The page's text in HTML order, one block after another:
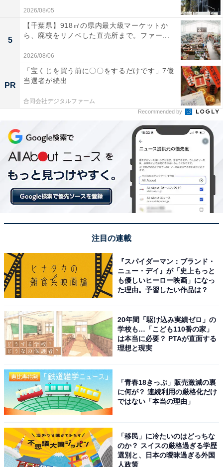
2026/08/05
5
【千葉県】918㎡の県内最大級マーケットか
ら、廃校をリノベした直売所まで。ファー...
2026/08/06
PR
「宝くじを買う前に〇〇をするだけです」7億
当選者が続出
合同会社デジタルファーム
Recommended by
注目の連載
『スパイダーマン：ブランド・
ニュー・デイ』が「史上もっと
も優しいヒーロー映画」になっ
た理由。予習したい作品は？
20年間「駆け込み実績ゼロ」の
学校も…「こども110番の家」
は本当に必要？ PTAが直面する
理想と現実
「青春18きっぷ」販売激減の裏
に何が？ 連続利用の厳格化だけ
ではない「本当の理由」
「移民」に冷たいのはどっちな
のか？ スイスの厳格過ぎる学歴
選別と、日本の曖昧過ぎる外国
人政策